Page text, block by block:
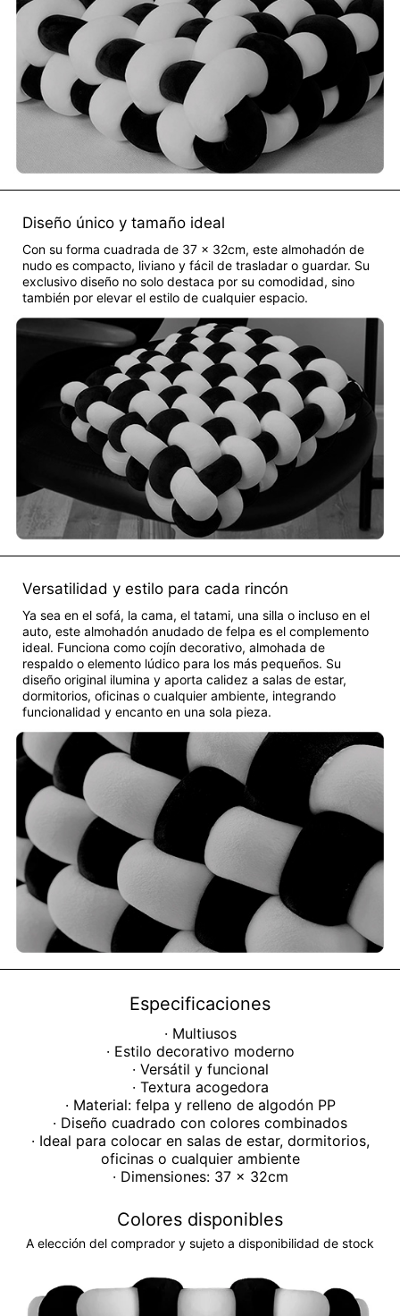
Diseño único y tamaño ideal
Con su forma cuadrada de 37 x 32cm, este almohadón de
nudo es compacto, liviano y fácil de trasladar o guardar. Su
exclusivo diseño no solo destaca por su comodidad, sino
también por elevar el estilo de cualquier espacio.
Versatilidad y estilo para cada rincón
Ya sea en el sofá, la cama, el tatami, una silla o incluso en el
auto, este almohadón anudado de felpa es el complemento
ideal. Funciona como cojín decorativo, almohada de
respaldo o elemento lúdico para los más pequeños. Su
diseño original ilumina y aporta calidez a salas de estar,
dormitorios, oficinas o cualquier ambiente, integrando
funcionalidad y encanto en una sola pieza.
Especificaciones
· Multiusos
· Estilo decorativo moderno
· Versátil y funcional
· Textura acogedora
· Material: felpa y relleno de algodón PP
· Diseño cuadrado con colores combinados
· Ideal para colocar en salas de estar, dormitorios,
oficinas o cualquier ambiente
· Dimensiones: 37 x 32cm
Colores disponibles
A elección del comprador y sujeto a disponibilidad de stock